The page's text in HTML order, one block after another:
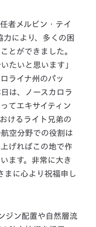
者メルビン・テイ
により、多くの困
とができました。
たいと思います」
ライナ州のパッ
は、ノースカロラ
てエキサイティン
けるライト兄弟の
空分野での役割は
げればこの地で作
ます。非常に大き
まに心より祝福申し
ン配置や自然層流